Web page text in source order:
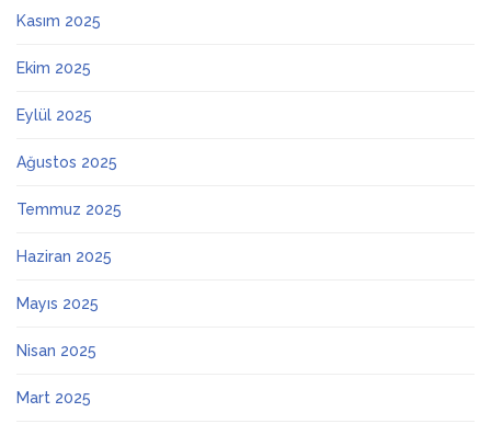
Kasım 2025
Ekim 2025
Eylül 2025
Ağustos 2025
Temmuz 2025
Haziran 2025
Mayıs 2025
Nisan 2025
Mart 2025